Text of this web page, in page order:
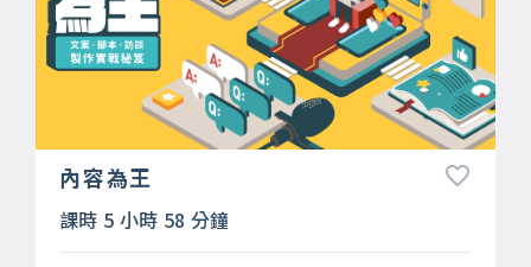
內容為王
課時 5 小時 58 分鐘